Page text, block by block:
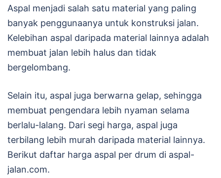
Aspal menjadi salah satu material yang paling
banyak penggunaanya untuk konstruksi jalan.
Kelebihan aspal daripada material lainnya adalah
membuat jalan lebih halus dan tidak
bergelombang.
Selain itu, aspal juga berwarna gelap, sehingga
membuat pengendara lebih nyaman selama
berlalu-lalang. Dari segi harga, aspal juga
terbilang lebih murah daripada material lainnya.
Berikut daftar harga aspal per drum di aspal-
jalan.com.